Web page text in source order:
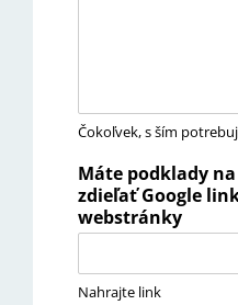
Čokoľvek, s ším
Máte podklady
zdieľať Google
webstránky
Nahrajte link